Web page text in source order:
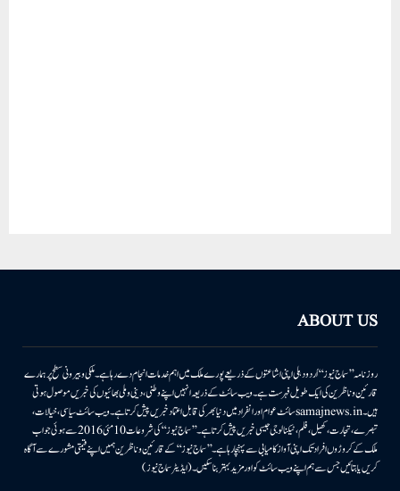
ABOUT US
روزنامہ ’’سماج نیوز‘‘ اُردو دہلی اپنی اشاعتوں کے ذریعے پورے ملک میں اہم خدمات انجام دے رہا ہے۔ ملکی وبیرونی سطح پر ہمارے
قارئین وناظرین کی ایک طویل فہرست ہے۔ ویب سائٹ کے ذریعہ انہیں اپنے وطنی، دینی وملی بھائیوں کی خبریں موصول ہوتی
ہیں۔samajnews.inسائٹ عوام اور انفراد میں دنیا بھر کی قابل اعتماد خبریں پیش کرتا ہے۔ ویب سائٹ سیاسی، خیالات،
تبصرے، تجارت، کھیل، فلم، ٹیکنالوجی جیسی خبریں پیش کرتا ہے۔ ’’سماج نیوز‘‘ کی شروعات 10مئی 2016 سے ہوئی جو اب
ملک کے کروڑوں افراد تک اپنی آواز کامیابی سے پہنچا رہا ہے۔ ’’سماج نیوز‘‘ کے قارئین وناظرین ہمیں اپنے قیمتی مشورے سے آگاہ
کریں یا بتائیں جس سے ہم اپنے ویب سائٹ کو اور مزید بہتر بناسکیں۔ (ایڈیٹر سماج نیوز)